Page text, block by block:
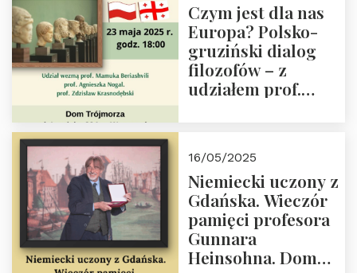
Kapituły Nagrody
im. Prezydenta
Lecha
Kaczyńskiego.
Wielki autorytet.
Czym jest dla nas
Europa? Polsko-
gruziński dialog
filozofów – z
udziałem prof.
Dom Trójmorza 23
maja 2025 r. godz.
18:00.
16/05/2025
Niemiecki uczony z
Gdańska. Wieczór
pamięci profesora
Gunnara
Heinsohna. Dom